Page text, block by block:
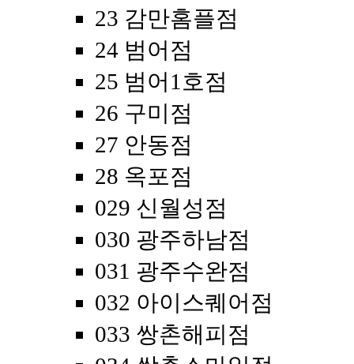
23 감만홈플점
24 범어점
25 범어1호점
26 구미점
27 안동점
28 옥포점
029 신월성점
030 광주하남점
031 광주수완점
032 아이스퀘어점
033 쌍촌해피점